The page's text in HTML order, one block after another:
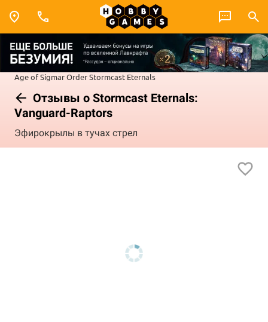
Age of SigmarOrderStormcast Eternals
Отзывы о Stormcast Eternals:
Vanguard-Raptors
Эфирокрылы в тучах стрел